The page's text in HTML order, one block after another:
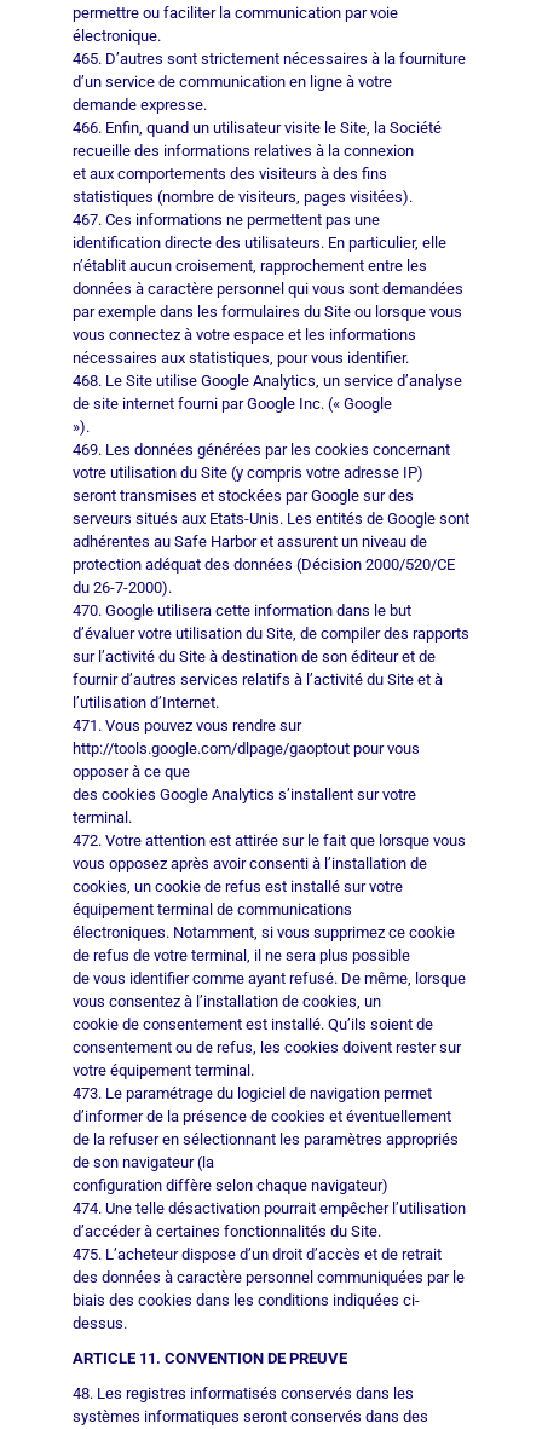
permettre ou faciliter la communication par voie
électronique.
465. D’autres sont strictement nécessaires à la fourniture
d’un service de communication en ligne à votre
demande expresse.
466. Enfin, quand un utilisateur visite le Site, la Société
recueille des informations relatives à la connexion
et aux comportements des visiteurs à des fins
statistiques (nombre de visiteurs, pages visitées).
467. Ces informations ne permettent pas une
identification directe des utilisateurs. En particulier, elle
n’établit aucun croisement, rapprochement entre les
données à caractère personnel qui vous sont demandées
par exemple dans les formulaires du Site ou lorsque vous
vous connectez à votre espace et les informations
nécessaires aux statistiques, pour vous identifier.
468. Le Site utilise Google Analytics, un service d’analyse
de site internet fourni par Google Inc. (« Google
»).
469. Les données générées par les cookies concernant
votre utilisation du Site (y compris votre adresse IP)
seront transmises et stockées par Google sur des
serveurs situés aux Etats-Unis. Les entités de Google sont
adhérentes au Safe Harbor et assurent un niveau de
protection adéquat des données (Décision 2000/520/CE
du 26-7-2000).
470. Google utilisera cette information dans le but
d’évaluer votre utilisation du Site, de compiler des rapports
sur l’activité du Site à destination de son éditeur et de
fournir d’autres services relatifs à l’activité du Site et à
l’utilisation d’Internet.
471. Vous pouvez vous rendre sur
http://tools.google.com/dlpage/gaoptout pour vous
opposer à ce que
des cookies Google Analytics s’installent sur votre
terminal.
472. Votre attention est attirée sur le fait que lorsque vous
vous opposez après avoir consenti à l’installation de
cookies, un cookie de refus est installé sur votre
équipement terminal de communications
électroniques. Notamment, si vous supprimez ce cookie
de refus de votre terminal, il ne sera plus possible
de vous identifier comme ayant refusé. De même, lorsque
vous consentez à l’installation de cookies, un
cookie de consentement est installé. Qu’ils soient de
consentement ou de refus, les cookies doivent rester sur
votre équipement terminal.
473. Le paramétrage du logiciel de navigation permet
d’informer de la présence de cookies et éventuellement
de la refuser en sélectionnant les paramètres appropriés
de son navigateur (la
configuration diffère selon chaque navigateur)
474. Une telle désactivation pourrait empêcher l’utilisation
d’accéder à certaines fonctionnalités du Site.
475. L’acheteur dispose d’un droit d’accès et de retrait
des données à caractère personnel communiquées par le
biais des cookies dans les conditions indiquées ci-
dessus.
ARTICLE 11. CONVENTION DE PREUVE
48. Les registres informatisés conservés dans les
systèmes informatiques seront conservés dans des